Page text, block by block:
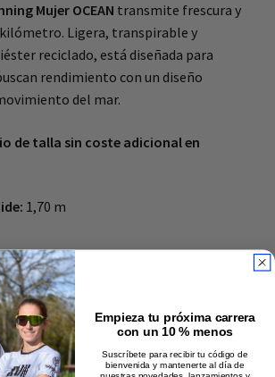
Mujer OCEAN transmite frescura y
kilómetro. Ligera, transpirable y
reciclado, está diseñada para
rendimiento con un diseño
del mar.
de talla sin coste adicional en
1,70 m
XS S
SOLO QUEDAN 2 DISPONIBLES
Empieza tu próxima carrera
con un 10 % menos
Suscríbete para recibir tu código de
bienvenida y mantenerte al día de